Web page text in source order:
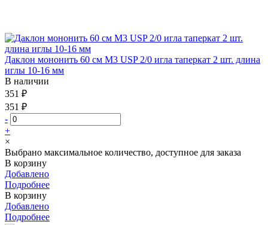
Даклон мононить 60 см М3 USP 2/0 игла таперкат 2 шт. длина
иглы 10-16 мм
В наличии
351 ₽
351 ₽
-
+
×
Выбрано максимальное количество, доступное для заказа
В корзину
Добавлено
Подробнее
В корзину
Добавлено
Подробнее